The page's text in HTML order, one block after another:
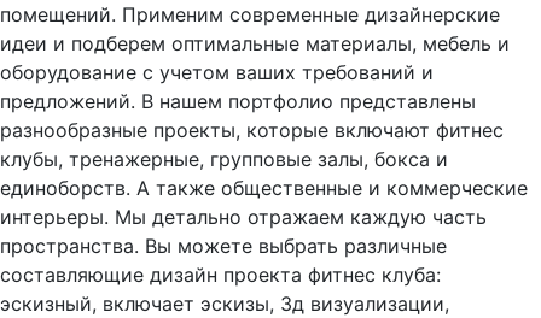
помещений. Применим современные дизайнерские
идеи и подберем оптимальные материалы, мебель и
оборудование с учетом ваших требований и
предложений. В нашем портфолио представлены
разнообразные проекты, которые включают фитнес
клубы, тренажерные, групповые залы, бокса и
единоборств. А также общественные и коммерческие
интерьеры. Мы детально отражаем каждую часть
пространства. Вы можете выбрать различные
составляющие дизайн проекта фитнес клуба:
эскизный, включает эскизы, 3д визуализации,